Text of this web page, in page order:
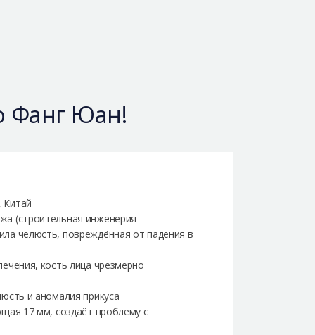
Фанг Юан!
Китай
(строительная инженерия
челюсть, повреждённая от падения в
кость лица чрезмерно
и аномалия прикуса
17 мм, создаёт проблему с